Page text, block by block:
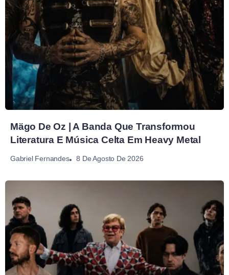
Mägo De Oz | A Banda Que Transformou
Literatura E Música Celta Em Heavy Metal
Gabriel Fernandes 8 De Agosto De 2026